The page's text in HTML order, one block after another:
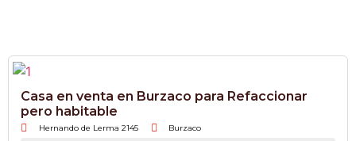
Casa en venta en Burzaco para Refaccionar
pero habitable
Hernando de Lerma 2145 Burzaco